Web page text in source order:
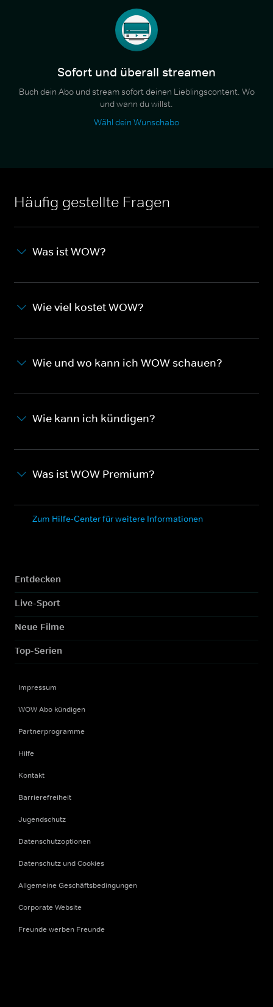
Sofort und überall streamen
Buch dein Abo und stream sofort deinen Lieblingscontent. Wo
und wann du willst.
Wähl dein Wunschabo
Häufig gestellte Fragen
Was ist WOW?
Wie viel kostet WOW?
Wie und wo kann ich WOW schauen?
Wie kann ich kündigen?
Was ist WOW Premium?
Zum Hilfe-Center für weitere Informationen
Entdecken
Live-Sport
Neue Filme
Top-Serien
Impressum
WOW Abo kündigen
Partnerprogramme
Hilfe
Kontakt
Barrierefreiheit
Jugendschutz
Datenschutzoptionen
Datenschutz und Cookies
Allgemeine Geschäftsbedingungen
Corporate Website
Freunde werben Freunde